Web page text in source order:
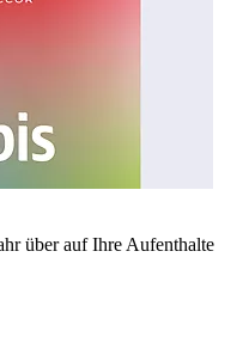
über auf Ihre Aufenthalte